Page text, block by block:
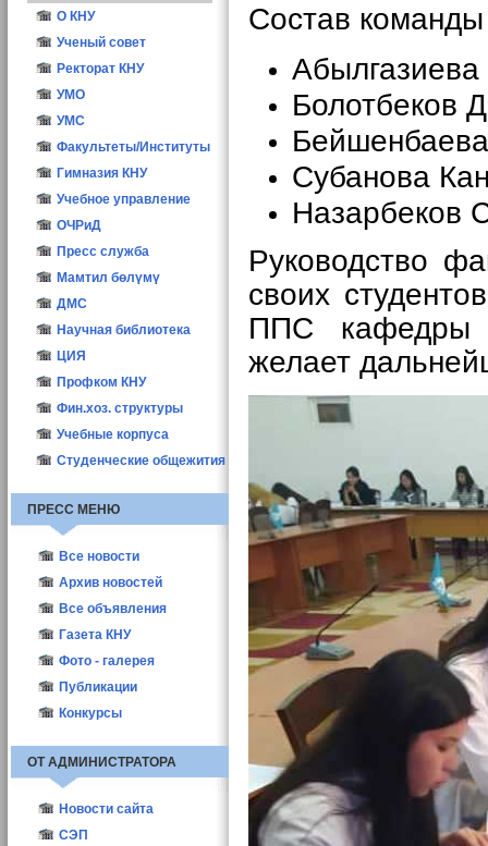
Состав
Болотбеков
Субанова
Назарбеков
Руководство
своих
ППС кафедры
желает
О КНУ
Общие сведения
Структура
Атрибутика КНУ
Ректоры КНУ
Опросы
Конкурс ППС-2016
Ученый совет
Иш мерчеми
Состав УС
Заседания УС
Учёный секретарь
Материалы
Ректорат КНУ
УМО
УМС
Факультеты/Институты
Гимназия КНУ
Учебное управление
ОЧРиД
Пресс служба
Мамтил бөлүмү
ДМС
Научная библиотека
ЦИЯ
Профком КНУ
Фин.хоз. структуры
Учебные корпуса
Студенческие общежития
ПРЕСС МЕНЮ
Все новости
Новости КНУ
Абитуриент-2021
Новости структур
Другие новости
Актуальные
Выборы деканов-2011
Архив новостей
Все объявления
Газета КНУ
2010
2011
2012
Фото - галерея
Публикации
ППС
Конкурсы
ОТ АДМИНИСТРАТОРА
Новости сайта
СЭП